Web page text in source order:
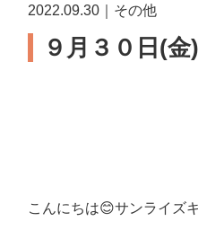
2022.09.30｜その他
９月３０日(
こんにちは😊サンライズ